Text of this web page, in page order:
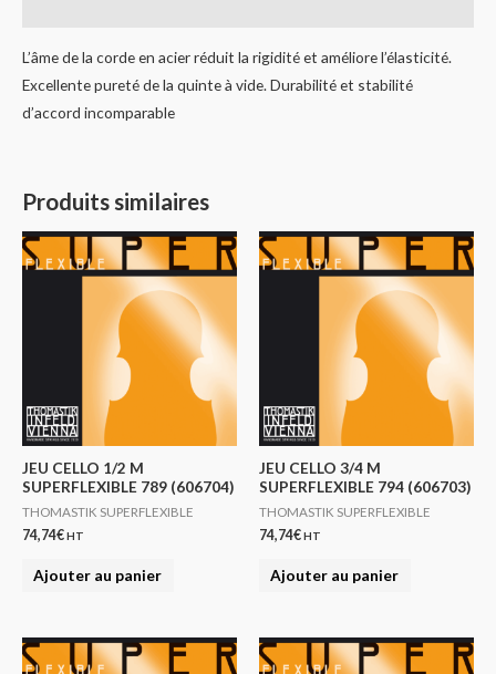
L’âme de la corde en acier réduit la rigidité et améliore l’élasticité.
Excellente pureté de la quinte à vide. Durabilité et stabilité
d’accord incomparable
Produits similaires
JEU CELLO 1/2 M
SUPERFLEXIBLE 789 (606704)
THOMASTIK SUPERFLEXIBLE
74,74€HT
Ajouter au panier
JEU CELLO 3/4 M
SUPERFLEXIBLE 794 (606703)
THOMASTIK SUPERFLEXIBLE
74,74€HT
Ajouter au panier